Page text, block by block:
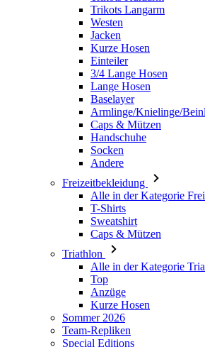
3/4 Lange Hosen
Lange Hosen
Baselayer
Armlinge/Knielinge/
Caps & Mützen
Handschuhe
Socken
Andere
Freizeitbekleidung
Alle in der Kategorie
T-Shirts
Sweatshirt
Caps & Mützen
Triathlon
Alle in der Kategorie
Top
Anzüge
Kurze Hosen
Sommer 2026
Team-Repliken
Special Editions
Ausverkauf
Geschenkgutscheine
Damen
Alle in der Kategorie Damen